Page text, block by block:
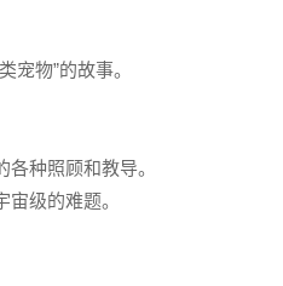
宠物”的故事。
种照顾和教导。
级的难题。